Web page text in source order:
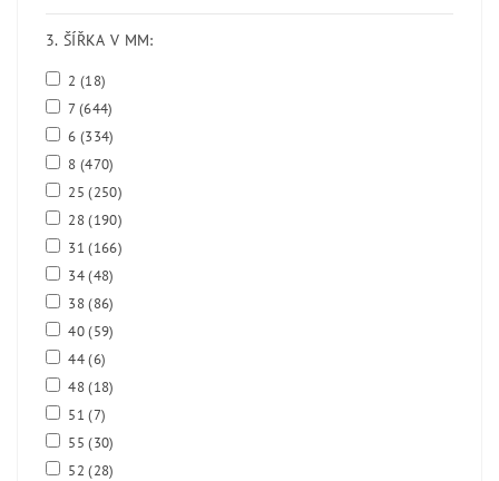
3. ŠÍŘKA V MM:
2 (18)
7(644)
6 (334)
8 (470)
25(250)
28(190)
31(166)
34(48)
38(86)
40(59)
44(6)
48(18)
51(7)
55(30)
52(28)